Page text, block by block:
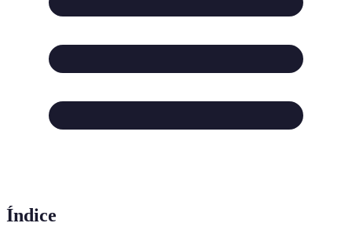
Índice